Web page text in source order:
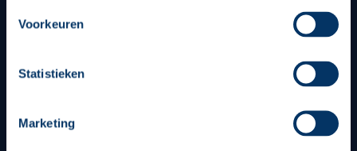
Voorkeuren
Statistieken
Marketing